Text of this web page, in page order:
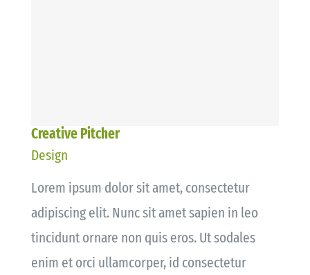
Creative Pitcher
Design
Lorem ipsum dolor sit amet, consectetur
adipiscing elit. Nunc sit amet sapien in leo
tincidunt ornare non quis eros. Ut sodales
enim et orci ullamcorper, id consectetur